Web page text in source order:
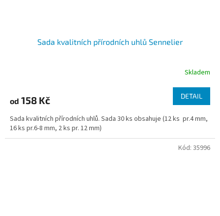
Sada kvalitních přírodních uhlů Sennelier
Skladem
od 158 Kč DETAIL
Sada kvalitních přírodních uhlů. Sada 30 ks obsahuje (12 ks pr.4 mm,
16 ks pr.6-8 mm, 2 ks pr. 12 mm)
Kód: 35996